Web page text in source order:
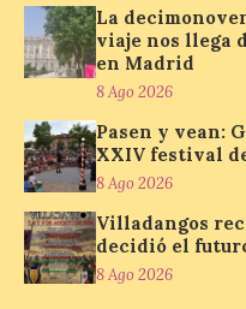
Conceyu País Llionés
Turismo, Ocio e
jóvenes
nos envía la décimo […]
Los minerales y
más comunes
nueva
Museo de la
la Minería de
La
viaje nos llega
en Madrid
8 Ago 2026
Pasen y vean:
XXIV festival
8 Ago 2026
Villadangos
decidió el
8 Ago 2026